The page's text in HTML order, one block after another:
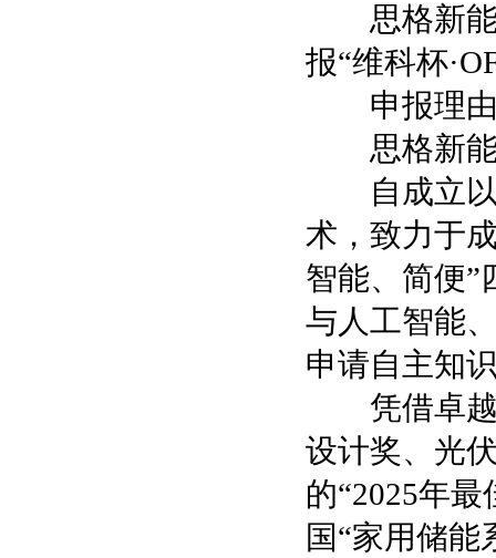
思格新能
报“维科杯
申报理
思格新能
自成立以
术，致力于
智能、简便”
与人工智能
申请自主知
凭借卓越
设计奖、光
的“2025年
国“家用储能